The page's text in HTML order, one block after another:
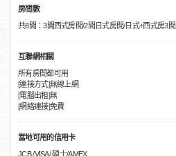
房間數
共8間：3間西式房間/2間日式房間/日式+西式房3間
互聯網相關
所有房間都可用
[連接方式]無線上網
[電腦出租]無
[網絡連接]免費
當地可用的信用卡
JCB /VISA/ 碩士/AMEX